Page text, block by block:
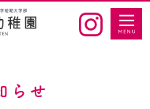
らせ